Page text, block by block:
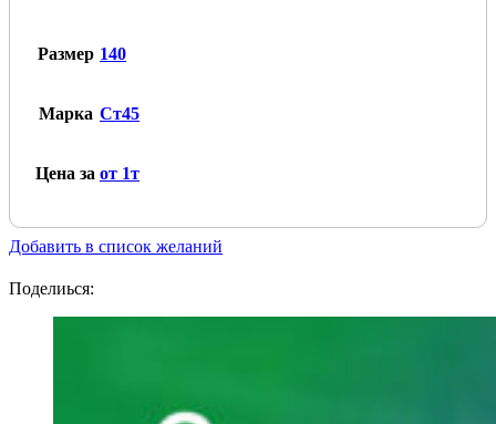
Размер 140
Марка Ст45
Цена за от 1т
Добавить в список желаний
Поделиься: